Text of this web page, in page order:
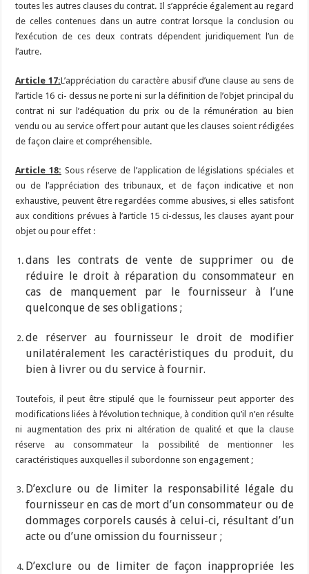
toutes les autres clauses du contrat. Il s’apprécie également au regard
de celles contenues dans un autre contrat lorsque la conclusion ou
l’exécution de ces deux contrats dépendent juridiquement l’un de
l’autre.
Article 17:L’appréciation du caractère abusif d’une clause au sens de
l’article 16 ci- dessus ne porte ni sur la définition de l’objet principal du
contrat ni sur l’adéquation du prix ou de la rémunération au bien
vendu ou au service offert pour autant que les clauses soient rédigées
de façon claire et compréhensible.
Article 18: Sous réserve de l’application de législations spéciales et
ou de l’appréciation des tribunaux, et de façon indicative et non
exhaustive, peuvent être regardées comme abusives, si elles satisfont
aux conditions prévues à l’article 15 ci-dessus, les clauses ayant pour
objet ou pour effet :
dans les contrats de vente de supprimer ou de
réduire le droit à réparation du consommateur en
cas de manquement par le fournisseur à l’une
quelconque de ses obligations ;
de réserver au fournisseur le droit de modifier
unilatéralement les caractéristiques du produit, du
bien à livrer ou du service à fournir.
Toutefois, il peut être stipulé que le fournisseur peut apporter des
modifications liées à l’évolution technique, à condition qu’il n’en résulte
ni augmentation des prix ni altération de qualité et que la clause
réserve au consommateur la possibilité de mentionner les
caractéristiques auxquelles il subordonne son engagement ;
D’exclure ou de limiter la responsabilité légale du
fournisseur en cas de mort d’un consommateur ou de
dommages corporels causés à celui-ci, résultant d’un
acte ou d’une omission du fournisseur ;
D’exclure ou de limiter de façon inappropriée les